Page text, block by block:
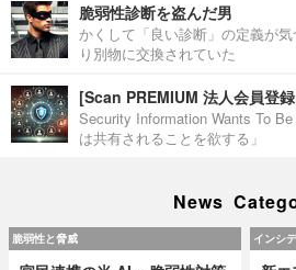
脆弱性診断を盗んだ男
かくして「良い診断」の定義が
り別物に交換されていた
[Scan PREMIUM 法人会員登
Security Information Wants To
は共有されることを欲する」
News
脆弱性と脅威 インシ